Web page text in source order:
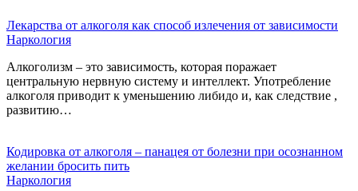
Лекарства от алкоголя как способ излечения от зависимости
Наркология
Алкоголизм – это зависимость, которая поражает
центральную нервную систему и интеллект. Употребление
алкоголя приводит к уменьшению либидо и, как следствие ,
развитию…
Кодировка от алкоголя – панацея от болезни при осознанном
желании бросить пить
Наркология